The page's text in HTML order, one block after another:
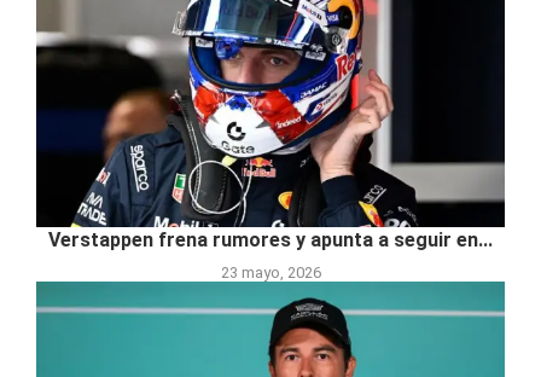
Verstappen frena rumores y apunta a seguir en...
23 mayo, 2026